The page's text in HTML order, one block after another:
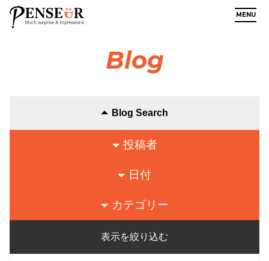
Blog
Blog Search
投稿者
日付
カテゴリー